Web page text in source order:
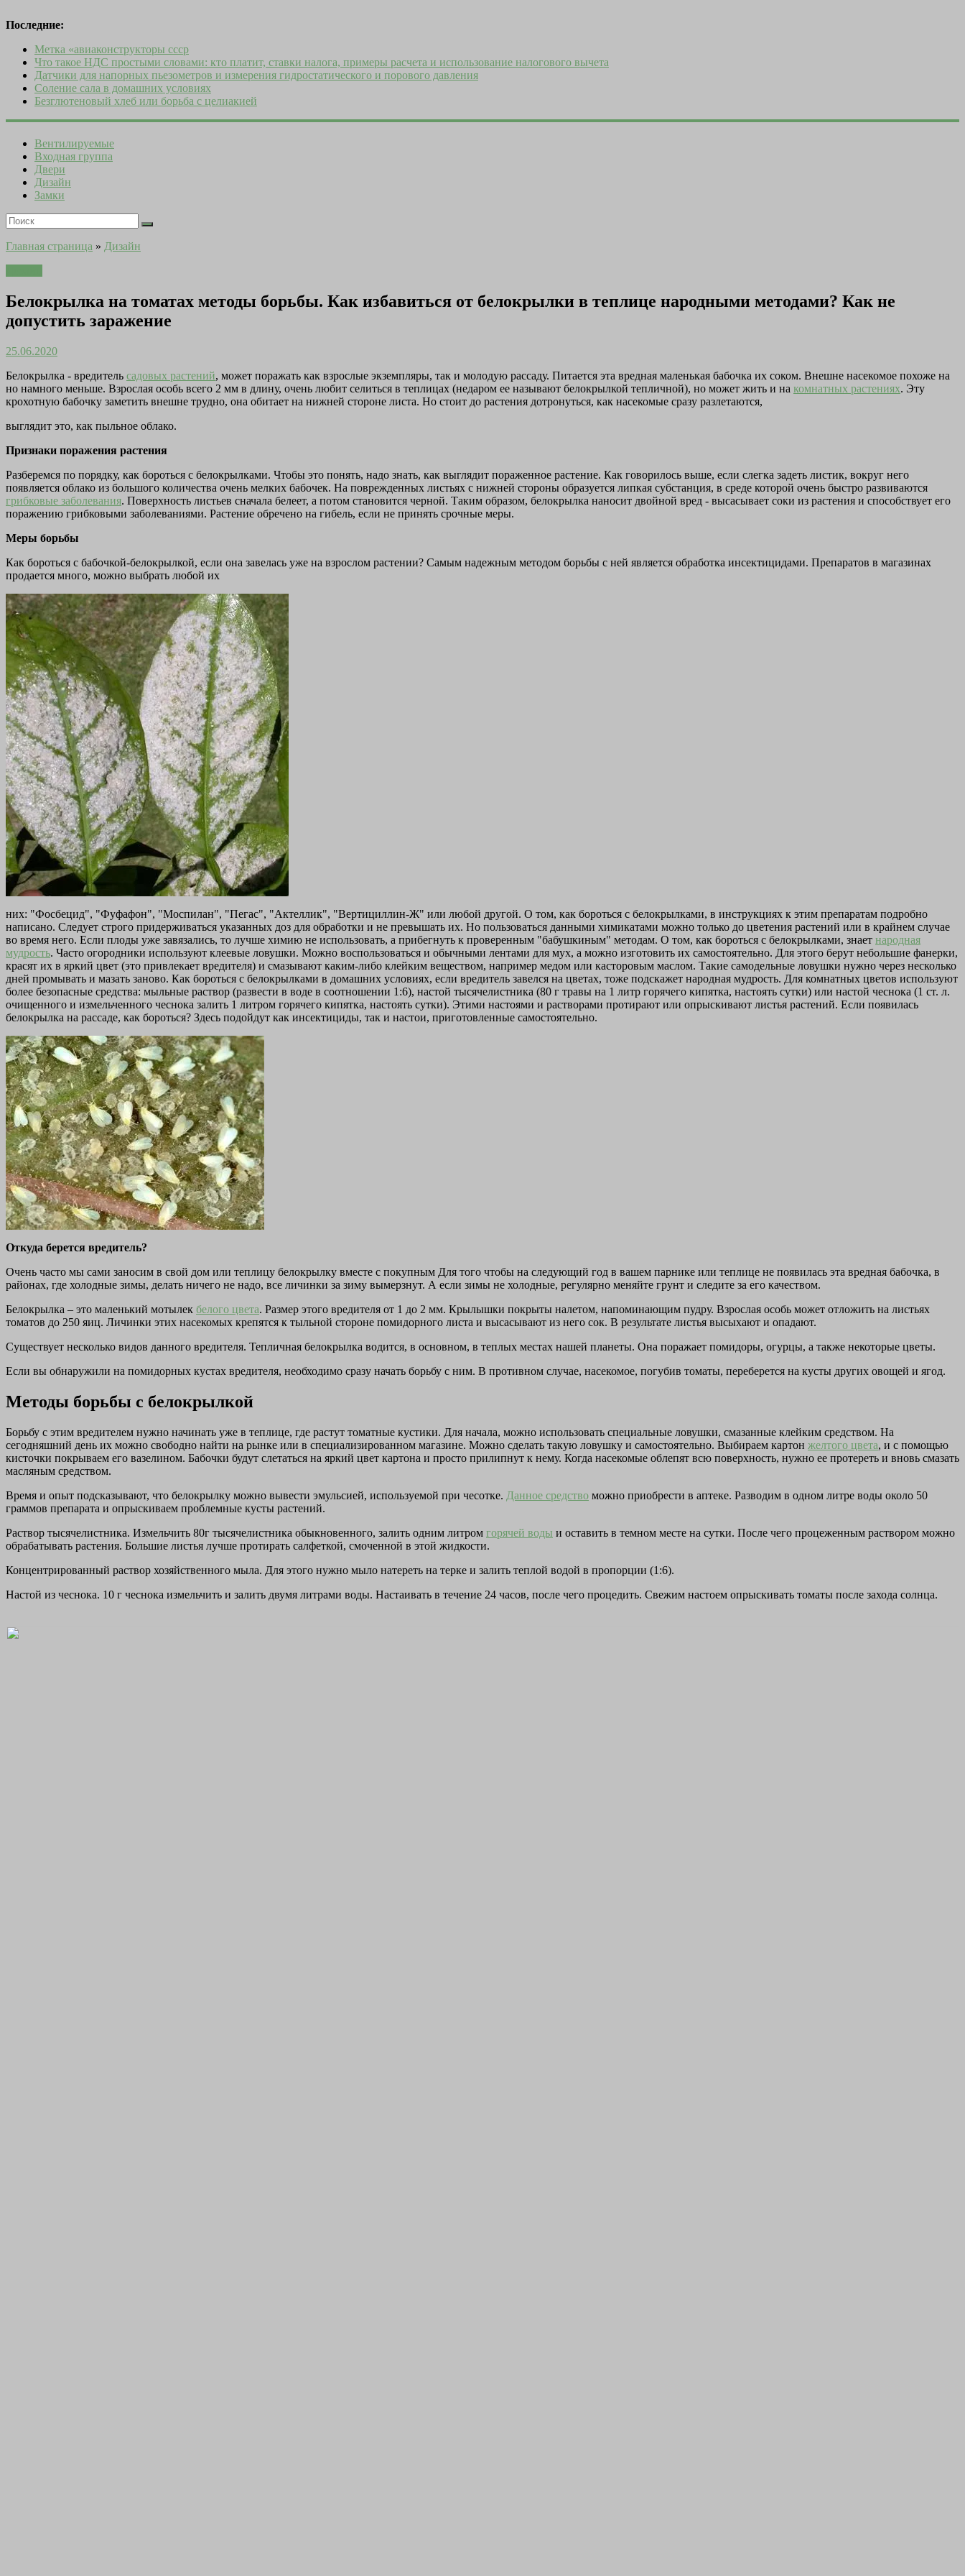
Последние:
Метка «авиаконструкторы ссср
Что такое НДС простыми словами: кто платит, ставки налога, примеры расчета и использование налогового вычета
Датчики для напорных пьезометров и измерения гидростатического и порового давления
Соление сала в домашних условиях
Безглютеновый хлеб или борьба с целиакией
Вентилируемые
Входная группа
Двери
Дизайн
Замки
Главная страница » Дизайн
Белокрылка на томатах методы борьбы. Как избавиться от белокрылки в теплице народными методами? Как не
допустить заражение
25.06.2020
Белокрылка - вредитель садовых растений, может поражать как взрослые экземпляры, так и молодую рассаду. Питается эта вредная маленькая бабочка их соком. Внешне насекомое похоже на
но намного меньше. Взрослая особь всего 2 мм в длину, очень любит селиться в теплицах (недаром ее называют белокрылкой тепличной), но может жить и на комнатных растениях. Эту
крохотную бабочку заметить внешне трудно, она обитает на нижней стороне листа. Но стоит до растения дотронуться, как насекомые сразу разлетаются,
выглядит это, как пыльное облако.
Признаки поражения растения
Разберемся по порядку, как бороться с белокрылками. Чтобы это понять, надо знать, как выглядит пораженное растение. Как говорилось выше, если слегка задеть листик, вокруг него
появляется облако из большого количества очень мелких бабочек. На поврежденных листьях с нижней стороны образуется липкая субстанция, в среде которой очень быстро развиваются
грибковые заболевания. Поверхность листьев сначала белеет, а потом становится черной. Таким образом, белокрылка наносит двойной вред - высасывает соки из растения и способствует его
поражению грибковыми заболеваниями. Растение обречено на гибель, если не принять срочные меры.
Меры борьбы
Как бороться с бабочкой-белокрылкой, если она завелась уже на взрослом растении? Самым надежным методом борьбы с ней является обработка инсектицидами. Препаратов в магазинах
продается много, можно выбрать любой их
них: "Фосбецид", "Фуфафон", "Моспилан", "Пегас", "Актеллик", "Вертициллин-Ж" или любой другой. О том, как бороться с белокрылками, в инструкциях к этим препаратам подробно
написано. Следует строго придерживаться указанных доз для обработки и не превышать их. Но пользоваться данными химикатами можно только до цветения растений или в крайнем случае
во время него. Если плоды уже завязались, то лучше химию не использовать, а прибегнуть к проверенным "бабушкиным" методам. О том, как бороться с белокрылками, знает народная
мудрость. Часто огородники используют клеевые ловушки. Можно воспользоваться и обычными лентами для мух, а можно изготовить их самостоятельно. Для этого берут небольшие фанерки,
красят их в яркий цвет (это привлекает вредителя) и смазывают каким-либо клейким веществом, например медом или касторовым маслом. Такие самодельные ловушки нужно через несколько
дней промывать и мазать заново. Как бороться с белокрылками в домашних условиях, если вредитель завелся на цветах, тоже подскажет народная мудрость. Для комнатных цветов используют
более безопасные средства: мыльные раствор (развести в воде в соотношении 1:6), настой тысячелистника (80 г травы на 1 литр горячего кипятка, настоять сутки) или настой чеснока (1 ст. л.
очищенного и измельченного чеснока залить 1 литром горячего кипятка, настоять сутки). Этими настоями и растворами протирают или опрыскивают листья растений. Если появилась
белокрылка на рассаде, как бороться? Здесь подойдут как инсектициды, так и настои, приготовленные самостоятельно.
Откуда берется вредитель?
Очень часто мы сами заносим в свой дом или теплицу белокрылку вместе с покупным Для того чтобы на следующий год в вашем парнике или теплице не появилась эта вредная бабочка, в
районах, где холодные зимы, делать ничего не надо, все личинки за зиму вымерзнут. А если зимы не холодные, регулярно меняйте грунт и следите за его качеством.
Белокрылка – это маленький мотылек белого цвета. Размер этого вредителя от 1 до 2 мм. Крылышки покрыты налетом, напоминающим пудру. Взрослая особь может отложить на листьях
томатов до 250 яиц. Личинки этих насекомых крепятся к тыльной стороне помидорного листа и высасывают из него сок. В результате листья высыхают и опадают.
Существует несколько видов данного вредителя. Тепличная белокрылка водится, в основном, в теплых местах нашей планеты. Она поражает помидоры, огурцы, а также некоторые цветы.
Если вы обнаружили на помидорных кустах вредителя, необходимо сразу начать борьбу с ним. В противном случае, насекомое, погубив томаты, переберется на кусты других овощей и ягод.
Методы борьбы с белокрылкой
Борьбу с этим вредителем нужно начинать уже в теплице, где растут томатные кустики. Для начала, можно использовать специальные ловушки, смазанные клейким средством. На
сегодняшний день их можно свободно найти на рынке или в специализированном магазине. Можно сделать такую ловушку и самостоятельно. Выбираем картон желтого цвета, и с помощью
кисточки покрываем его вазелином. Бабочки будут слетаться на яркий цвет картона и просто прилипнут к нему. Когда насекомые облепят всю поверхность, нужно ее протереть и вновь смазать
масляным средством.
Время и опыт подсказывают, что белокрылку можно вывести эмульсией, используемой при чесотке. Данное средство можно приобрести в аптеке. Разводим в одном литре воды около 50
граммов препарата и опрыскиваем проблемные кусты растений.
Раствор тысячелистника. Измельчить 80г тысячелистника обыкновенного, залить одним литром горячей воды и оставить в темном месте на сутки. После чего процеженным раствором можно
обрабатывать растения. Большие листья лучше протирать салфеткой, смоченной в этой жидкости.
Концентрированный раствор хозяйственного мыла. Для этого нужно мыло натереть на терке и залить теплой водой в пропорции (1:6).
Настой из чеснока. 10 г чеснока измельчить и залить двумя литрами воды. Настаивать в течение 24 часов, после чего процедить. Свежим настоем опрыскивать томаты после захода солнца.